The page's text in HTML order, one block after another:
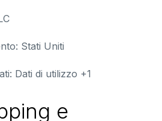
Stati Uniti
Dati di utilizzo +1
e